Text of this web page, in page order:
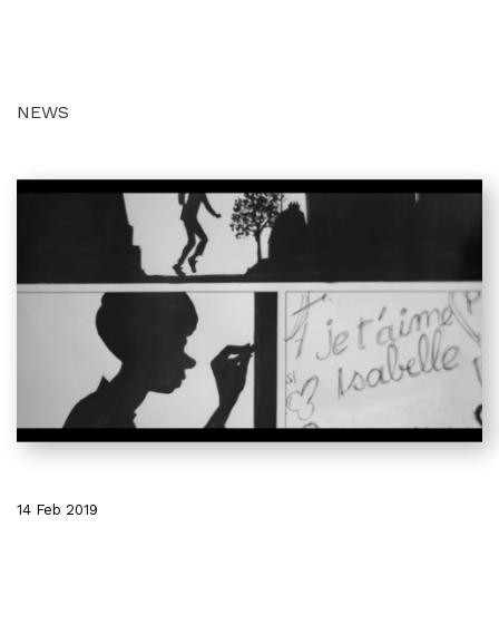
NEWS
14 Feb 2019